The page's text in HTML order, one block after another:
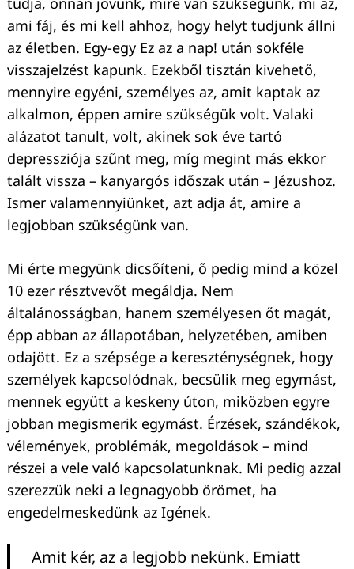
ami fáj, és mi kell ahhoz, hogy helyt tudjunk állni
az életben. Egy-egy Ez az a nap! után sokféle
visszajelzést kapunk. Ezekből tisztán kivehető,
mennyire egyéni, személyes az, amit kaptak az
alkalmon, éppen amire szükségük volt. Valaki
alázatot tanult, volt, akinek sok éve tartó
depressziója szűnt meg, míg megint más ekkor
talált vissza – kanyargós időszak után – Jézushoz.
Ismer valamennyiünket, azt adja át, amire a
legjobban szükségünk van.
Mi érte megyünk dicsőíteni, ő pedig mind a közel
10 ezer résztvevőt megáldja. Nem
általánosságban, hanem személyesen őt magát,
épp abban az állapotában, helyzetében, amiben
odajött. Ez a szépsége a kereszténységnek, hogy
személyek kapcsolódnak, becsülik meg egymást,
mennek együtt a keskeny úton, miközben egyre
jobban megismerik egymást. Érzések, szándékok,
vélemények, problémák, megoldások – mind
részei a vele való kapcsolatunknak. Mi pedig azzal
szerezzük neki a legnagyobb örömet, ha
engedelmeskedünk az Igének.
Amit kér, az a legjobb nekünk. Emiatt